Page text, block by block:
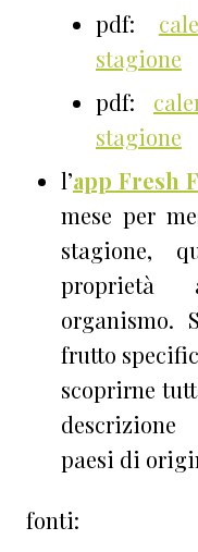
pdf:
stagione
pdf:
stagione
l’app Fresh
mese per
stagione,
proprietà
organismo.
frutto
scoprirne
descrizione
paesi di
fonti: